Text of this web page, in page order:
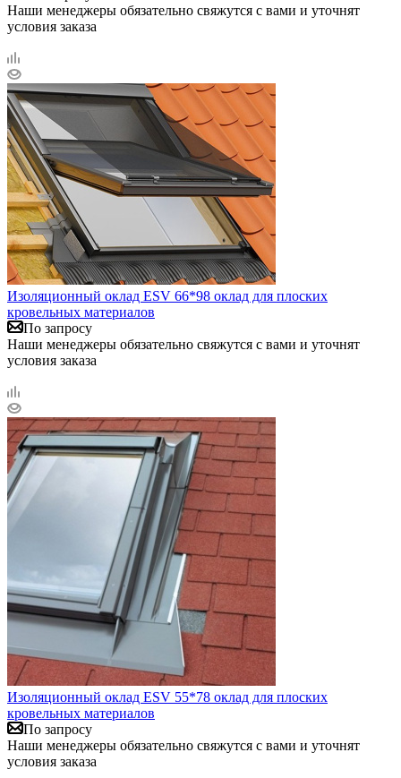
Наши менеджеры обязательно свяжутся с вами и уточнят
условия заказа
Изоляционный оклад ESV 66*98 оклад для плоских
кровельных материалов
По запросу
Наши менеджеры обязательно свяжутся с вами и уточнят
условия заказа
Изоляционный оклад ESV 55*78 оклад для плоских
кровельных материалов
По запросу
Наши менеджеры обязательно свяжутся с вами и уточнят
условия заказа